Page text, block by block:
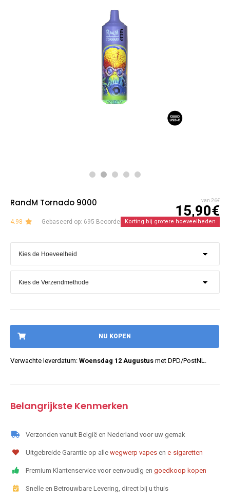
RandM Tornado 9000 van 26€
15,90€
4.98 Gebaseerd op: 695 BeoordelingenKorting bij grotere hoeveelheden
NU KOPEN
Verwachte leverdatum: Woensdag 12 Augustus met DPD/PostNL.
Belangrijkste Kenmerken
Verzonden vanuit België en Nederland voor uw gemak
Uitgebreide Garantie op alle wegwerp vapes en e-sigaretten
Premium Klantenservice voor eenvoudig en goedkoop kopen
Snelle en Betrouwbare Levering, direct bij u thuis